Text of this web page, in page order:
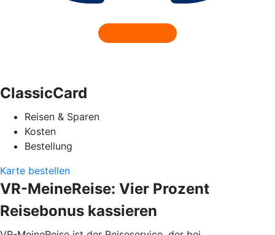
ClassicCard
Reisen & Sparen
Kosten
Bestellung
Karte bestellen
VR-MeineReise: Vier Prozent
Reisebonus kassieren